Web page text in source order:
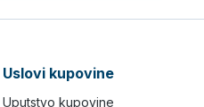
Uslovi kupovine
Uputstvo kupovine